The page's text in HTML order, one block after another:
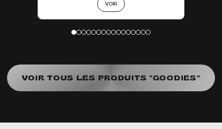
VOIR
VOIR TOUS LES PRODUITS "GOODIES"